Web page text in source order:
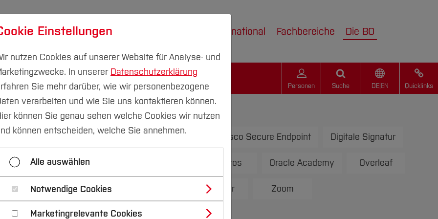
Forschung & Transfer International Fachbereiche Die BO
Personen Suche DE| EN Quicklinks
& Software Kahoot
BBB BO_App COREL Cisco Secure Endpoint Digitale Signatur
MindManager MAXQDA Nautos Oracle Academy Overleaf
SPSS TeamViewer vServer Zoom
Einstellungen
nutzen Cookies auf unserer Website für Analyse- und
In unserer Datenschutzerklärung
Sie mehr darüber, wie wir personenbezogene
verarbeiten und wie Sie uns kontaktieren können.
können Sie genau sehen welche Cookies wir nutzen
können entscheiden, welche Sie annehmen.
Alle auswählen
Notwendige Cookies
Marketingrelevante Cookies